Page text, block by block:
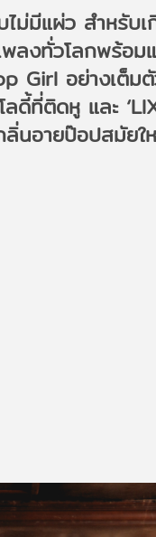
ม่มีแผ่ว สำหรับ
พลงทั่วโลกพร้
Girl อย่างเต็ม
ดี้ที่ติดหู และ
ลิ่นอายป๊อปสมัย